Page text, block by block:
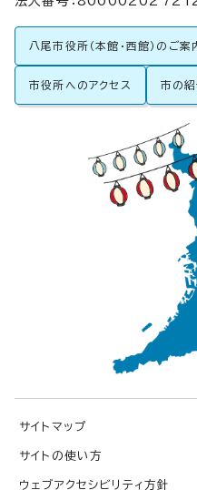
八尾市役所（本館・西館）のご案
市役所へのアクセス 市の紹
サイトマップ
サイトの使い方
ウェブアクセシビリティ方針